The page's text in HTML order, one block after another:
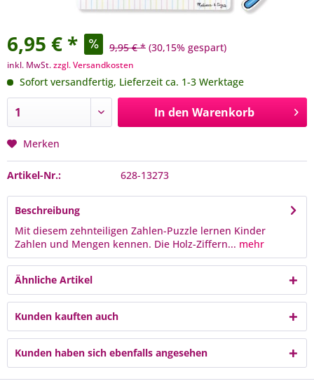
6,95 € * 9,95 € * (30,15% gespart)
inkl. MwSt.zzgl. Versandkosten
Sofort versandfertig, Lieferzeit ca. 1-3 Werktage
In den Warenkorb
Merken
Artikel-Nr.: 628-13273
Beschreibung
Mit diesem zehnteiligen Zahlen-Puzzle lernen Kinder
Zahlen und Mengen kennen. Die Holz-Ziffern... mehr
Ähnliche Artikel
Kunden kauften auch
Kunden haben sich ebenfalls angesehen